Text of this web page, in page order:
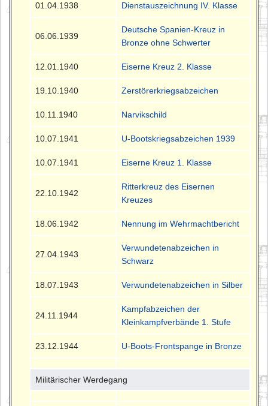
01.04.1938 Dienstauszeichnung IV. Klasse
06.06.1939
Deutsche Spanien-Kreuz in
Bronze ohne Schwerter
12.01.1940 Eiserne Kreuz 2. Klasse
19.10.1940 Zerstörerkriegsabzeichen
10.11.1940 Narvikschild
10.07.1941 U-Bootskriegsabzeichen 1939
10.07.1941 Eiserne Kreuz 1. Klasse
22.10.1942
Ritterkreuz des Eisernen
Kreuzes
18.06.1942 Nennung im Wehrmachtbericht
27.04.1943
Verwundetenabzeichen in
Schwarz
18.07.1943 Verwundetenabzeichen in Silber
24.11.1944
Kampfabzeichen der
Kleinkampfverbände 1. Stufe
23.12.1944 U-Boots-Frontspange in Bronze
Militärischer Werdegang